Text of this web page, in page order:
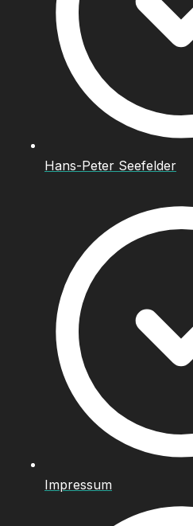
Hans-Peter Seefelder
Impressum